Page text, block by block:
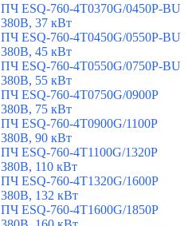
ПЧ ESQ-760-4T0370G/0450P-BU
380В, 37 кВт
ПЧ ESQ-760-4T0450G/0550P-BU
380В, 45 кВт
ПЧ ESQ-760-4T0550G/0750P-BU
380В, 55 кВт
ПЧ ESQ-760-4T0750G/0900P
380В, 75 кВт
ПЧ ESQ-760-4T0900G/1100P
380В, 90 кВт
ПЧ ESQ-760-4T1100G/1320P
380В, 110 кВт
ПЧ ESQ-760-4T1320G/1600P
380В, 132 кВт
ПЧ ESQ-760-4T1600G/1850P